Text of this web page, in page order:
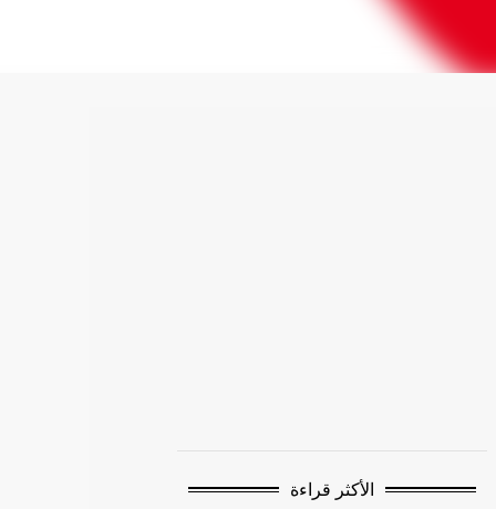
الأكثر قراءة